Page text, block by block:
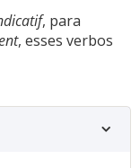
, para
, esses verbos